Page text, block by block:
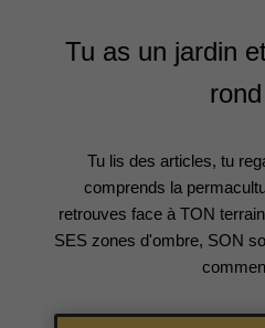
Tu as un jardin
Tu lis des articles, tu
comprends la
retrouves face à TON
SES zones d'ombre, SON